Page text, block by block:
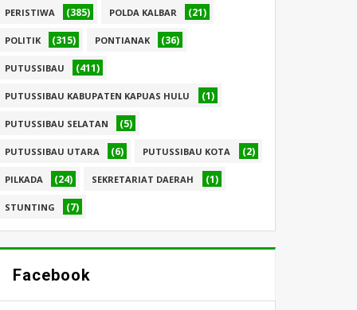
PERISTIWA (385) POLDA KALBAR (21)
POLITIK (315) PONTIANAK (36)
PUTUSSIBAU (411)
PUTUSSIBAU KABUPATEN KAPUAS HULU (1)
PUTUSSIBAU SELATAN (5)
PUTUSSIBAU UTARA (6) PUTUSSIBAU KOTA (2)
PILKADA (24) SEKRETARIAT DAERAH (1)
STUNTING (7)
Facebook